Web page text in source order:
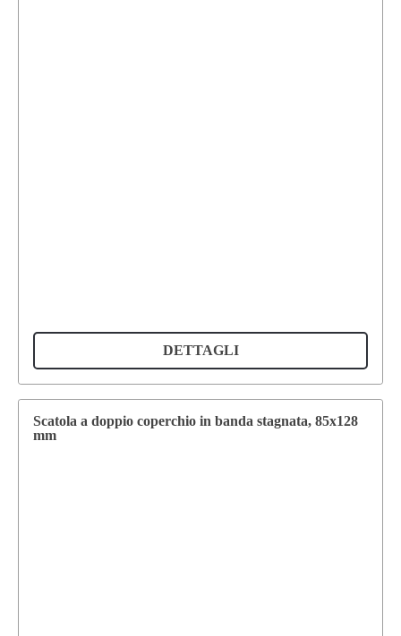
DETTAGLI
Scatola a doppio coperchio in banda stagnata, 85x128
mm